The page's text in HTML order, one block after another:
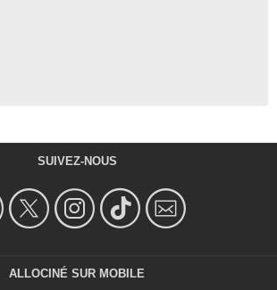
SUIVEZ-NOUS
ALLOCINÉ SUR MOBILE